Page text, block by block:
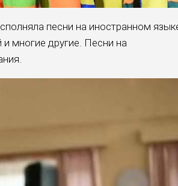
песни на иностранном
и многие другие. Песни на